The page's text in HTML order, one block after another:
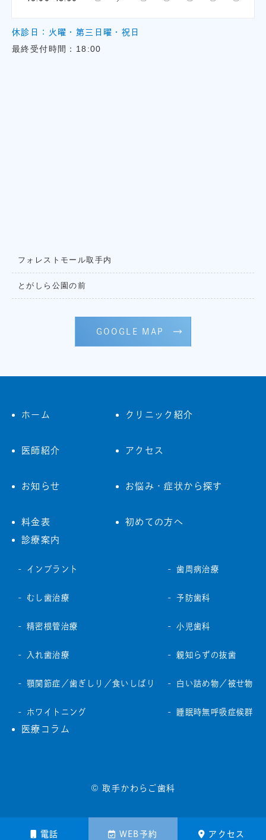
電話 WEB予約 アクセス
休診日：火曜・第三日曜・祝日
最終受付時間：18:00
フォレストモール取手内
とがしら公園の前
GOOGLE MAP
ホーム クリニック紹介
医師紹介 アクセス
お知らせ お悩み・症状から探す
料金表
初めての方へ
診療案内
インプラント 歯周病治療
むし歯治療 予防歯科
精密根管治療 小児歯科
入れ歯治療 親知らずの抜歯
顎関節症／歯ぎしり／食いしばり 白い詰め物／被せ物
ホワイトニング 睡眠時無呼吸症候群
医療コラム
© 取手かわらご歯科